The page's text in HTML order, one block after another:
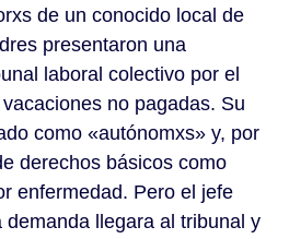
de un conocido local de
presentaron una
laboral colectivo por el
no pagadas. Su
como «autónomxs» y, por
derechos básicos como
enfermedad. Pero el jefe
llegara al tribunal y